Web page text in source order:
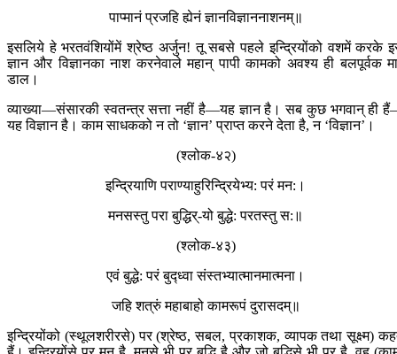
पाप्मानं प्रजहि ह्येनं ज्ञानविज्ञाननाशनम्॥
इसलिये हे भरतवंशियोंमें श्रेष्ठ अर्जुन! तू सबसे पहले इन्द्रियोंको वशमें करके
ज्ञान और विज्ञानका नाश करनेवाले महान् पापी कामको अवश्य ही बलपूर्वक
डाल।
व्याख्या—संसारकी स्वतन्त्र सत्ता नहीं है—यह ज्ञान है। सब कुछ भगवान् ही
यह विज्ञान है। काम साधकको न तो ‘ज्ञान’ प्राप्त करने देता है, न ‘विज्ञान’।
(श्लोक-४२)
इन्द्रियाणि पराण्याहु‍रिन्द्रियेभ्य: परं मन:।
मनसस्तु परा बुद्धि‍र्-यो बुद्धे: परतस्तु स:॥
(श्लोक-४३)
एवं बुद्धे: परं बुद्‍ध्‍वा संस्तभ्यात्मानमात्मना।
जहि शत्रुं महाबाहो कामरूपं दुरासदम्॥
इन्द्रियोंको (स्थूलशरीरसे) पर (श्रेष्ठ, सबल, प्रकाशक, व्यापक तथा सूक्ष्म)